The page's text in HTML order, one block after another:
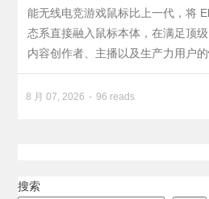
能无线电竞游戏鼠标比上一代，将
态系直接融入鼠标本体，在满足顶
内容创作者、主播以及生产力用户的
8 月 07, 2026 96 reads
搜索